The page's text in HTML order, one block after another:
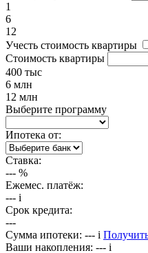
1
6
12
Учесть стоимость квартиры
Стоимость квартиры
400 тыс
6 млн
12 млн
Выберите программу
Ипотека от:
Ставка:
--- %
Ежемес. платёж:
--- i
Срок кредита:
---
Сумма ипотеки: --- i
Ваши накопления: --- i